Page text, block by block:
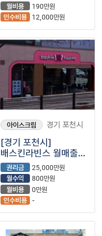
월비용
190만원
인수비용
12,000만원
아이스크림 경기 포천시
[경기 포천시]
배스킨라빈스 월매출
5300+@//고매출매장
권리금
25,000만원
월수익
800만원
월비용
0만원
인수비용
-